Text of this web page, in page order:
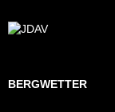
BERGWETTER